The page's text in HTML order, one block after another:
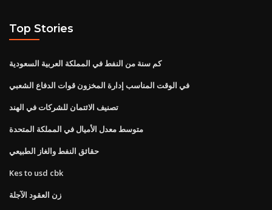
Top Stories
كم سنة من النفط في المملكة العربية السعودية
في الوقت المناسب إدارة المخزون قوات الدفاع الشعبي
تصنيف الائتمان للشركات في الهند
متوسط ​​معدل الأميال في المملكة المتحدة
حقائق النفط والغاز الطبيعي
Kes to usd cbk
زن العقود الآجلة